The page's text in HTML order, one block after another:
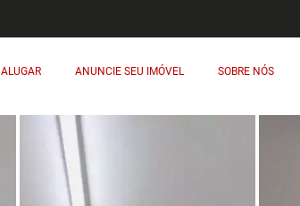
ALUGAR ANUNCIE SEU IMÓVEL SOBRE NÓS